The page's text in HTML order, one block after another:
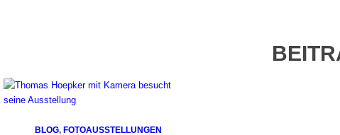
BLOG, FOTOAUSSTELLUNGEN